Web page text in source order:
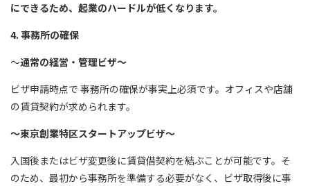
にできるため、起業のハードルが低くなります。
4. 事務所の確保
～通常の経営・管理ビザ～
ビザ申請時点で 事務所の確保が事実上必須です。オフィスや店舗
の賃貸契約が求められます。
～東京創業特区スタートアップビザ～
入国後またはビザ変更後に賃貸借契約を結ぶことが可能です。そ
のため、最初から事務所を準備する必要がなく、ビザ取得後に事